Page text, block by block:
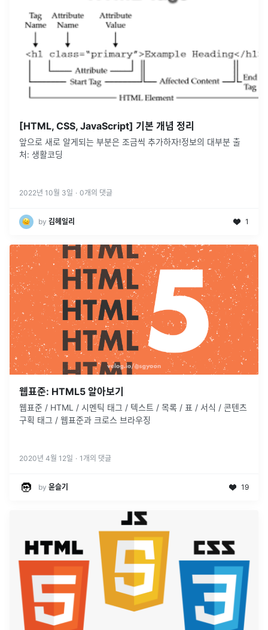
[HTML, CSS, JavaScript] 기본 개념 정리
앞으로 새로 알게되는 부분은 조금씩 추가하자!정보의 대부분 출
처: 생활코딩
2022년 10월 3일 · 0개의 댓글
by 김헤일리 1
웹표준: HTML5 알아보기
웹표준 / HTML / 시멘틱 태그 / 텍스트 / 목록 / 표 / 서식 / 콘텐츠
구획 태그 / 웹표준과 크로스 브라우징
2020년 4월 12일 · 1 개의 댓글
by 윤슬기 19